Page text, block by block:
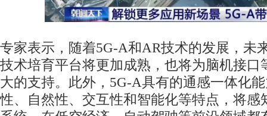
专家表示，随着5G-A和AR技术的发展，未
技术培育平台将更加成熟，也将为脑机接口
大的支持。此外，5G-A具有的通感一体化
性、自然性、交互性和智能化等特点，将感